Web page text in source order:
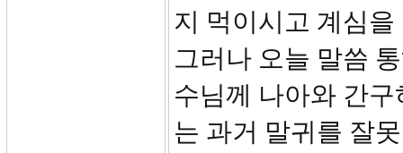
지 먹이시고 계심
그러나 오늘 말씀
수님께 나아와 간
는 과거 말귀를 잘